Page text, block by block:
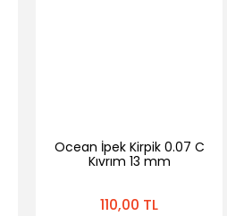
Ocean İpek Kirpik 0.07 C
Kıvrım 13 mm
110,00 TL